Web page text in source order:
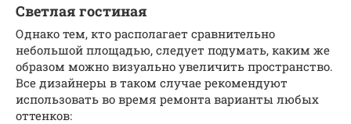
Светлая гостиная
Однако тем, кто располагает сравнительно
небольшой площадью, следует подумать, каким же
образом можно визуально увеличить пространство.
Все дизайнеры в таком случае рекомендуют
использовать во время ремонта варианты любых
оттенков: